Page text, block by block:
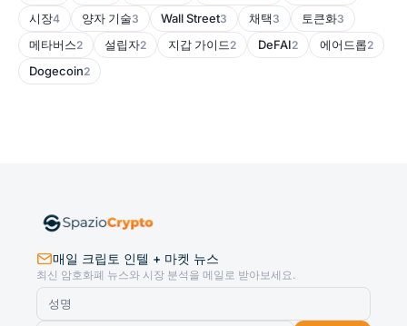
시장4 양자 기술3 Wall Street3 채택 3 토큰화3
메타버스2 설립자2 지갑 가이드 2 DeFAI2 에어드롭2
Dogecoin2
매일 크립토 인텔 + 마켓 뉴스
최신 암호화폐 뉴스와 시장 분석을 메일로 받아보세요.